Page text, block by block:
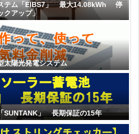
テム「EIBS7」 最大14.08kWh 停
クアップ」
太陽光発電システム
SUNTANK」 長期保証の15年